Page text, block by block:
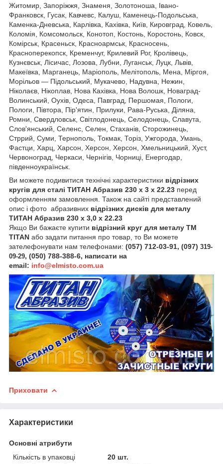
Житомир, Запоріжжя, Знаменя, Золотоноша, Івано-
Франковск, Гусак, Кавчевс, Калуш, Каменець-Подольська,
Каменка-Дневська, Карлівка, Кахівка, Київ, Кировград, Ковель,
Коломія, Комсомольск, Конотоп, Костонь, Коростонь, Ковск,
Комірськ, Красеньск, Красноармськ, Красносень,
Красноперекопск, Кременчуг, Крилевий Рог, Кролівець,
Кузнєвськ, Лісичас, Лозова, Лубни, Луганськ, Луцк, Львів,
Макеївка, Марганець, Маріополь, Мелітополь, Мена, Міргоя,
Морільов ― Підольський, Мукачево, Надувна, Нежин,
Ніколаєв, Нікоплав, Нова Кахівка, Нова Волошк, Новаград-
Волинський, Оухів, Одеса, Павград, Першомая, Пологи,
Пологи, Півтора, Пір'ятин, Прилуки, Рава-Руська, Діляна,
Ромни, Свердловськ, Світлодонець, Селодонець, Славута,
Слов'янський, Селенс, Селен, Стаханів, Сторожинець,
Стррий, Суми, Тернополь, Токмак, Торіз, Ужгорода, Умань,
Фастци, Харц, Харсон, Херсон, Херсон, Хмельницький, Хуст,
Червоноград, Черкаси, Чернігів, Чорниці, Енергодар,
південноукраїнськ.
Ви можете подивитися технічні характеристики відрізних
кругів для сталі ТИТАН Абразив 230 х 3 х 22.23 перед
оформленням замовлення. Також на сайті представлений
опис і фото абразивних відрізних дисків для металу
ТИТАН Абразив 230 х 3,0 х 22.23
Якщо Ви бажаєте купити відрізний круг для металу ТМ
TITAN або задати питання про товар, то Ви можете
зателефонувати нам телефонами: (057) 712-03-91, (097) 319-
09-29, (050) 788-388-6, написати на
email: info@elmisto.com.ua
Приховати
Характеристики
Основні атрибути
Кількість в упаковці
20 шт.